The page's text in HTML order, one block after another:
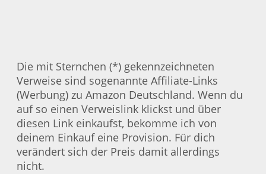
Die mit Sternchen (*) gekennzeichneten
Verweise sind sogenannte Affiliate-Links
(Werbung) zu Amazon Deutschland. Wenn du
auf so einen Verweislink klickst und über
diesen Link einkaufst, bekomme ich von
deinem Einkauf eine Provision. Für dich
verändert sich der Preis damit allerdings
nicht.